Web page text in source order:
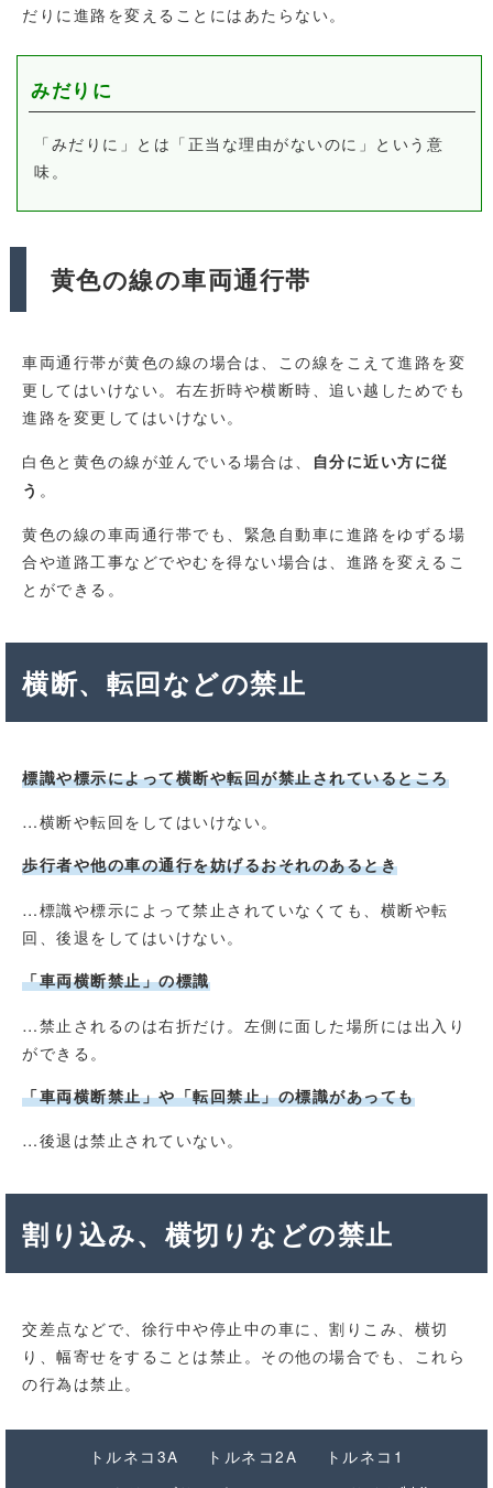
だりに進路を変えることにはあたらない。
みだりに
「みだりに」とは「正当な理由がないのに」という意
味。
黄色の線の車両通行帯
車両通行帯が黄色の線の場合は、この線をこえて進路を変
更してはいけない。右左折時や横断時、追い越しためでも
進路を変更してはいけない。
白色と黄色の線が並んでいる場合は、
自分に近い方に従
う 。
黄色の線の車両通行帯でも、緊急自動車に進路をゆずる場
合や道路工事などでやむを得ない場合は、進路を変えるこ
とができる。
横断、転回などの禁止
標識や標示によって横断や転回が禁止されているところ
…横断や転回をしてはいけない。
歩行者や他の車の通行を妨げるおそれのあるとき
…標識や標示によって禁止されていなくても、横断や転
回、後退をしてはいけない。
「車両横断禁止」の標識
…禁止されるのは右折だけ。左側に面した場所には出入り
ができる。
「車両横断禁止」や「転回禁止」の標識があっても
…後退は禁止されていない。
割り込み、横切りなどの禁止
交差点などで、徐行中や停止中の車に、割りこみ、横切
り、幅寄せをすることは禁止。その他の場合でも、これら
の行為は禁止。
トルネコ3A トルネコ2A
トルネコ1